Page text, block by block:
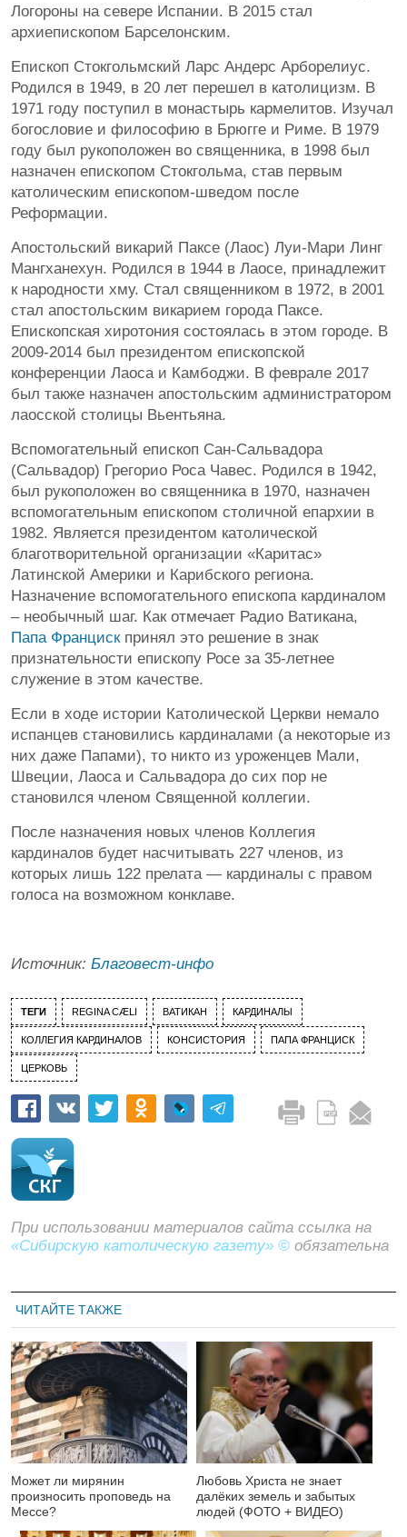
Логороны на севере Испании. В 2015 стал
архиепископом Барселонским.
Епископ Стокгольмский Ларс Андерс Арборелиус.
Родился в 1949, в 20 лет перешел в католицизм. В
1971 году поступил в монастырь кармелитов. Изучал
богословие и философию в Брюгге и Риме. В 1979
году был рукоположен во священника, в 1998 был
назначен епископом Стокгольма, став первым
католическим епископом-шведом после
Реформации.
Апостольский викарий Паксе (Лаос) Луи-Мари Линг
Мангханехун. Родился в 1944 в Лаосе, принадлежит
к народности хму. Стал священником в 1972, в 2001
стал апостольским викарием города Паксе.
Епископская хиротония состоялась в этом городе. В
2009-2014 был президентом епископской
конференции Лаоса и Камбоджи. В феврале 2017
был также назначен апостольским администратором
лаосской столицы Вьентьяна.
Вспомогательный епископ Сан-Сальвадора
(Сальвадор) Грегорио Роса Чавес. Родился в 1942,
был рукоположен во священника в 1970, назначен
вспомогательным епископом столичной епархии в
1982. Является президентом католической
благотворительной организации «Каритас»
Латинской Америки и Карибского региона.
Назначение вспомогательного епископа кардиналом
– необычный шаг. Как отмечает Радио Ватикана,
Папа Францискпринял это решение в знак
признательности епископу Росе за 35-летнее
служение в этом качестве.
Если в ходе истории Католической Церкви немало
испанцев становились кардиналами (а некоторые из
них даже Папами), то никто из уроженцев Мали,
Швеции, Лаоса и Сальвадора до сих пор не
становился членом Священной коллегии.
После назначения новых членов Коллегия
кардиналов будет насчитывать 227 членов, из
которых лишь 122 прелата — кардиналы с правом
голоса на возможном конклаве.
Источник: Благовест-инфо
ТЕГИ REGINA СÆLI ВАТИКАН КАРДИНАЛЫ
КОЛЛЕГИЯ КАРДИНАЛОВ КОНСИСТОРИЯ ПАПА ФРАНЦИСК
ЦЕРКОВЬ
При использовании материалов сайта ссылка на
«Сибирскую католическую газету» © обязательна
ЧИТАЙТЕ ТАКЖЕ
Может ли мирянин
произносить проповедь на
Мессе?
Любовь Христа не знает
далёких земель и забытых
людей (ФОТО + ВИДЕО)